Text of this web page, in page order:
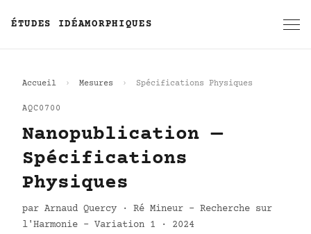
ÉTUDES IDÉAMORPHIQUES
Accueil Mesures Spécifications Physiques
AQC0700
Nanopublication —
Spécifications
Physiques
par Arnaud Quercy · Ré Mineur - Recherche sur
l'Harmonie - Variation 1 · 2024